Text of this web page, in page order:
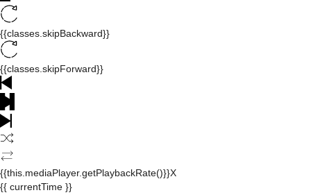
{{classes.skipBackward}}
{{classes.skipForward}}
{{this.mediaPlayer.getPlaybackRate()}}X
{{ currentTime }}